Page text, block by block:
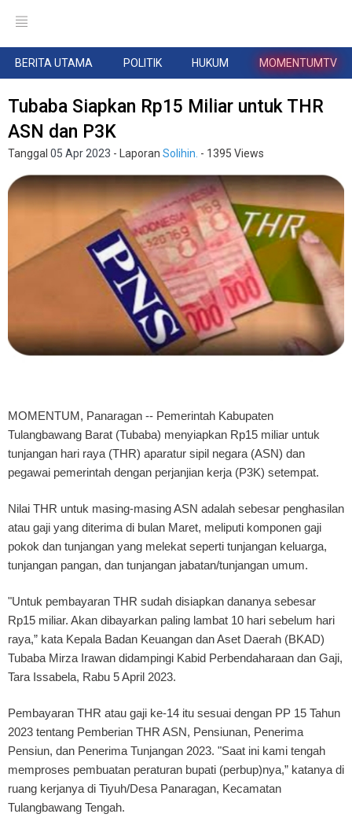
BERITA UTAMA POLITIK HUKUM MOMENTUMTV
Tubaba Siapkan Rp15 Miliar untuk THR
ASN dan P3K
Tanggal 05 Apr 2023 - Laporan Solihin. - 1395 Views
MOMENTUM, Panaragan -- Pemerintah Kabupaten
Tulangbawang Barat (Tubaba) menyiapkan Rp15 miliar untuk
tunjangan hari raya (THR) aparatur sipil negara (ASN) dan
pegawai pemerintah dengan perjanjian kerja (P3K) setempat.
Nilai THR untuk masing-masing ASN adalah sebesar penghasilan
atau gaji yang diterima di bulan Maret, meliputi komponen gaji
pokok dan tunjangan yang melekat seperti tunjangan keluarga,
tunjangan pangan, dan tunjangan jabatan/tunjangan umum.
"Untuk pembayaran THR sudah disiapkan dananya sebesar
Rp15 miliar. Akan dibayarkan paling lambat 10 hari sebelum hari
raya,” kata Kepala Badan Keuangan dan Aset Daerah (BKAD)
Tubaba Mirza Irawan didampingi Kabid Perbendaharaan dan Gaji,
Tara Issabela, Rabu 5 April 2023.
Pembayaran THR atau gaji ke-14 itu sesuai dengan PP 15 Tahun
2023 tentang Pemberian THR ASN, Pensiunan, Penerima
Pensiun, dan Penerima Tunjangan 2023. "Saat ini kami tengah
memproses pembuatan peraturan bupati (perbup)nya,” katanya di
ruang kerjanya di Tiyuh/Desa Panaragan, Kecamatan
Tulangbawang Tengah.